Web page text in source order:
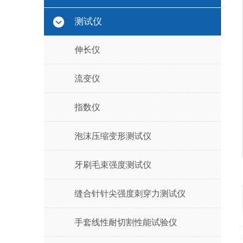
测试仪
伸长仪
流变仪
指数仪
泡沫压缩变形测试仪
牙刷毛束强度测试仪
缝合针针尖强度刺穿力测试仪
手套线性耐切割性能试验仪